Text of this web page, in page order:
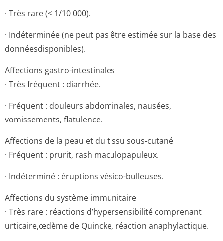
· Très rare (< 1/10 000).
· Indéterminée (ne peut pas être estimée sur la base des
donnéesdisponi­bles).
Affections gastro-intestinales
· Très fréquent : diarrhée.
· Fréquent : douleurs abdominales, nausées,
vomissements, flatulence.
Affections de la peau et du tissu sous-cutané
· Fréquent : prurit, rash maculopapuleux.
· Indéterminé : éruptions vésico-bulleuses.
Affections du système immunitaire
· Très rare : réactions d’hypersensibilité comprenant
urticaire,œdème de Quincke, réaction anaphylactique.